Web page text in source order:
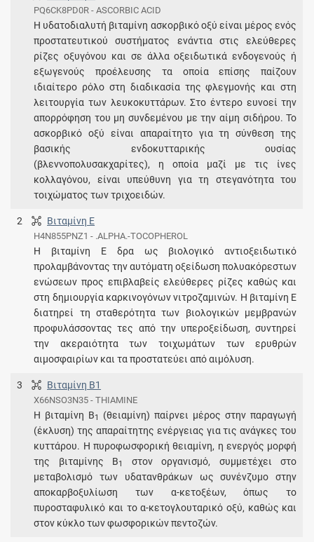
PQ6CK8PD0R - ASCORBIC ACID
Η υδατοδιαλυτή βιταμίνη ασκορβικό οξύ είναι μέρος ενός
προστατευτικού συστήματος ενάντια στις ελεύθερες
ρίζες οξυγόνου και σε άλλα οξειδωτικά ενδογενούς ή
εξωγενούς προέλευσης τα οποία επίσης παίζουν
ιδιαίτερο ρόλο στη διαδικασία της φλεγμονής και στη
λειτουργία των λευκοκυττάρων. Στο έντερο ευνοεί την
απορρόφηση του μη συνδεμένου με την αίμη σιδήρου. Το
ασκορβικό οξύ είναι απαραίτητο για τη σύνθεση της
βασικής ενδοκυτταρικής ουσίας
(βλεννοπολυσακχαρίτες), η οποία μαζί με τις ίνες
κολλαγόνου, είναι υπεύθυνη για τη στεγανότητα του
τοιχώματος των τριχοειδών.
2 Βιταμίνη E
H4N855PNZ1 - .ALPHA.-TOCOPHEROL
H βιταμίνη E δρα ως βιολογικό αντιοξειδωτικό
προλαμβάνοντας την αυτόματη οξείδωση πολυακόρεστων
ενώσεων προς επιβλαβείς ελεύθερες ρίζες καθώς και
στη δημιουργία καρκινογόνων νιτροζαμινών. Η βιταμίνη Ε
διατηρεί τη σταθερότητα των βιολογικών μεμβρανών
προφυλάσσοντας τες από την υπεροξείδωση, συντηρεί
την ακεραιότητα των τοιχωμάτων των ερυθρών
αιμοσφαιρίων και τα προστατεύει από αιμόλυση.
3 Βιταμίνη Β1
X66NSO3N35 - THIAMINE
Η βιταμίνη Β1
(θειαμίνη) παίρνει μέρος στην παραγωγή
(έκλυση) της απαραίτητης ενέργειας για τις ανάγκες του
κυττάρου. Η πυροφωσφορική θειαμίνη, η ενεργός μορφή
της βιταμίνης Β1
στον οργανισμό, συμμετέχει στο
μεταβολισμό των υδατανθράκων ως συνένζυμο στην
αποκαρβοξυλίωση των α-κετοξέων, όπως το
πυροσταφυλικό και το α-κετογλουταρικό οξύ, καθώς και
στον κύκλο των φωσφορικών πεντοζών.